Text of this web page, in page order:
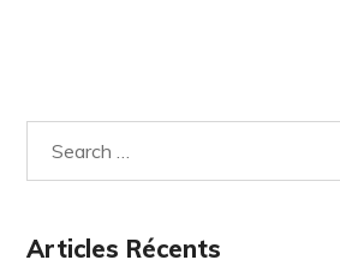
Articles Récents